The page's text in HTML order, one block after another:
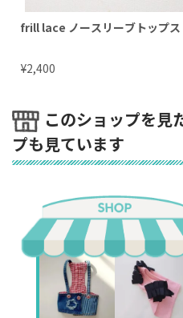
frill lace ノースリーブトップス
¥2,400
このショップを見
プも見ています